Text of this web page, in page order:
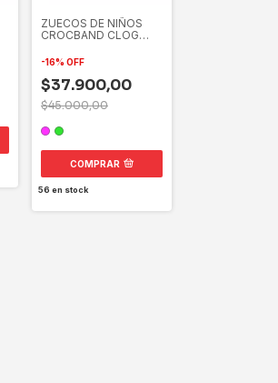
ZUECOS DE NIÑOS
CROCBAND CLOG
-16% OFF
$37.900,00
$45.000,00
COMPRAR
56 en stock